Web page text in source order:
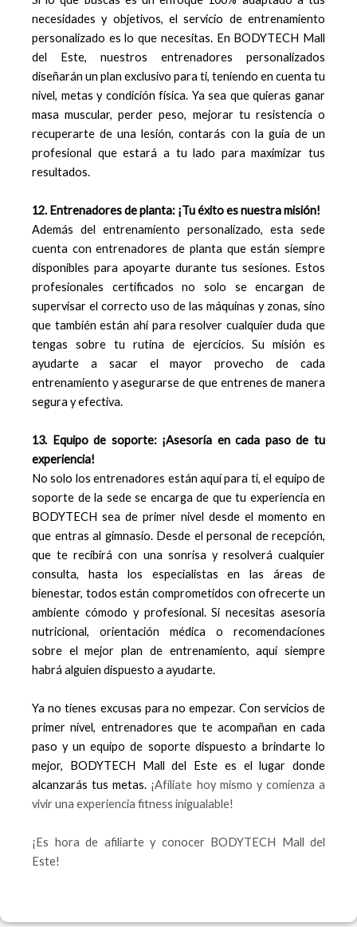
necesidades y objetivos, el servicio de entrenamiento
personalizado es lo que necesitas. En BODYTECH Mall
del Este, nuestros entrenadores personalizados
diseñarán un plan exclusivo para ti, teniendo en cuenta tu
nivel, metas y condición física. Ya sea que quieras ganar
masa muscular, perder peso, mejorar tu resistencia o
recuperarte de una lesión, contarás con la guía de un
profesional que estará a tu lado para maximizar tus
resultados.
12. Entrenadores de planta: ¡Tu éxito es nuestra misión!
Además del entrenamiento personalizado, esta sede
cuenta con entrenadores de planta que están siempre
disponibles para apoyarte durante tus sesiones. Estos
profesionales certificados no solo se encargan de
supervisar el correcto uso de las máquinas y zonas, sino
que también están ahí para resolver cualquier duda que
tengas sobre tu rutina de ejercicios. Su misión es
ayudarte a sacar el mayor provecho de cada
entrenamiento y asegurarse de que entrenes de manera
segura y efectiva.
13. Equipo de soporte: ¡Asesoría en cada paso de tu
experiencia!
No solo los entrenadores están aquí para ti, el equipo de
soporte de la sede se encarga de que tu experiencia en
BODYTECH sea de primer nivel desde el momento en
que entras al gimnasio. Desde el personal de recepción,
que te recibirá con una sonrisa y resolverá cualquier
consulta, hasta los especialistas en las áreas de
bienestar, todos están comprometidos con ofrecerte un
ambiente cómodo y profesional. Si necesitas asesoría
nutricional, orientación médica o recomendaciones
sobre el mejor plan de entrenamiento, aquí siempre
habrá alguien dispuesto a ayudarte.
Ya no tienes excusas para no empezar. Con servicios de
primer nivel, entrenadores que te acompañan en cada
paso y un equipo de soporte dispuesto a brindarte lo
mejor, BODYTECH Mall del Este es el lugar donde
alcanzarás tus metas. ¡Afíliate hoy mismo y comienza a
vivir una experiencia fitness inigualable!
¡Es hora de afiliarte y conocer BODYTECH Mall del
Este!